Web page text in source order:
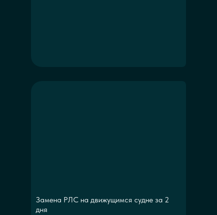
Замена РЛС на движущимся судне за 2
дня